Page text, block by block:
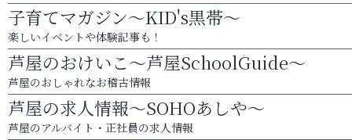
子育てマガジン～KID's黒帯～
楽しいイベントや体験記事も！
芦屋のおけいこ～芦屋SchoolGuide～
芦屋のおしゃれなお稽古情報
芦屋の求人情報～SOHOあしや～
芦屋のアルバイト・正社員の求人情報